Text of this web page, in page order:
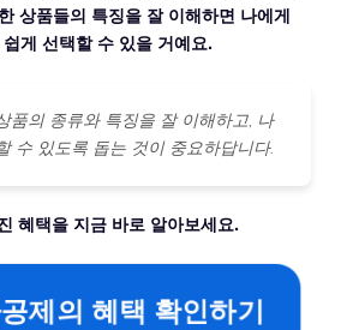
상품들의 특징을 잘 이해하면 나에게
게 선택할 수 있을 거예요.
품의 종류와 특징을 잘 이해하고, 나
수 있도록 돕는 것이 중요하답니다.
혜택을 지금 바로 알아보세요.
제의 혜택 확인하기